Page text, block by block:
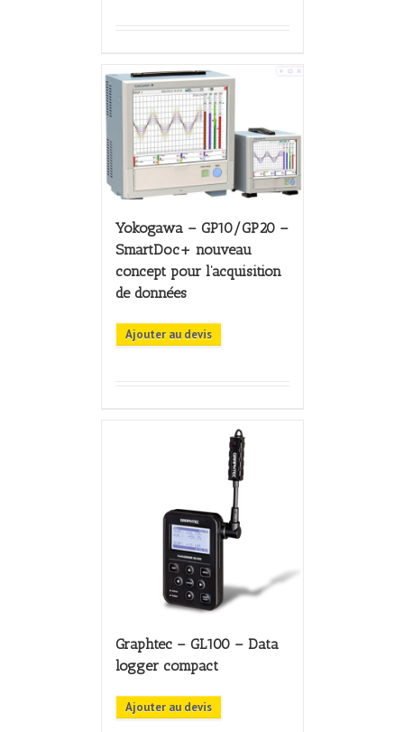
Yokogawa – GP10/GP20 –
SmartDoc+ nouveau
concept pour l’acquisition
de données
Ajouter au devis
Graphtec – GL100 – Data
logger compact
Ajouter au devis